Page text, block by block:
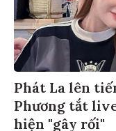
Phát La lên
Phương tắt
hiện "gây rối"